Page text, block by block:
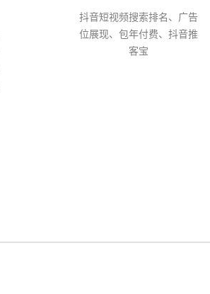
抖音短视频搜索排名、广告
位展现、包年付费、抖音推
客宝